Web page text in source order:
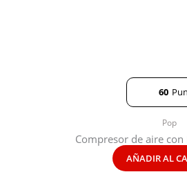
60
Pop
Compresor de aire con
AÑADIR AL